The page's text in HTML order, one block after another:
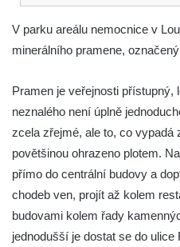
Studánka pod skalou u
Studánka Pod Velkým
Studánka Pod obrázkem na
cestě pod Plešným
Pramen Knížecí v ulici Dr.
ve Šluknově
V parku areálu nemocnice v
minerálního pramene,
Pramen je veřejnosti přístupný,
neznalého není úplně
zcela zřejmé, ale to, co vypadá
povětšinou ohrazeno plotem.
přímo do centrální budovy a
chodeb ven, projít až kolem
budovami kolem řady
jednodušší je dostat se do